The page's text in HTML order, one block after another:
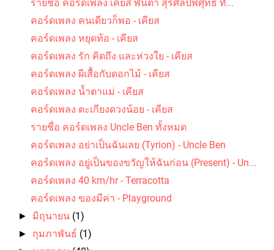
รายชื่อ คอร์ดเพลง เคียส พันตา สุรศิลป์พิศุทธิ์ ทั้...
คอร์ดเพลง คนเดียวก็พอ - เคียส
คอร์ดเพลง หยุดท้อ - เคียส
คอร์ดเพลง รัก คิดถึง และห่วงใย - เคียส
คอร์ดเพลง ผีเสื้อกับดอกไม้ - เคียส
คอร์ดเพลง น้ำตาแม่ - เคียส
คอร์ดเพลง ตะเกียงดวงน้อย - เคียส
รายชื่อ คอร์ดเพลง Uncle Ben ทั้งหมด
คอร์ดเพลง อย่าเป็นฉันเลย (Tyrion) - Uncle Ben
คอร์ดเพลง อยู่เป็นของขวัญให้ฉันก่อน (Present) - Un...
คอร์ดเพลง 40 km/hr - Terracotta
คอร์ดเพลง ของมีค่า - Playground
► มิถุนายน (1)
► กุมภาพันธ์ (1)